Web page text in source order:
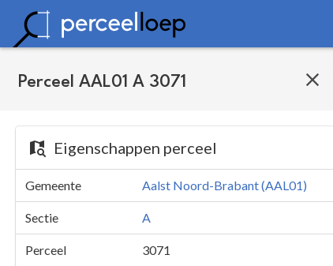
Perceel AAL01 A 3071
Eigenschappen perceel
Gemeente Aalst Noord-Brabant (AAL01)
Sectie A
Perceel 3071